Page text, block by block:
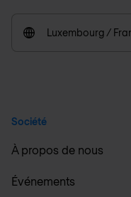
Luxembourg /
Société
À propos de nous
Événements